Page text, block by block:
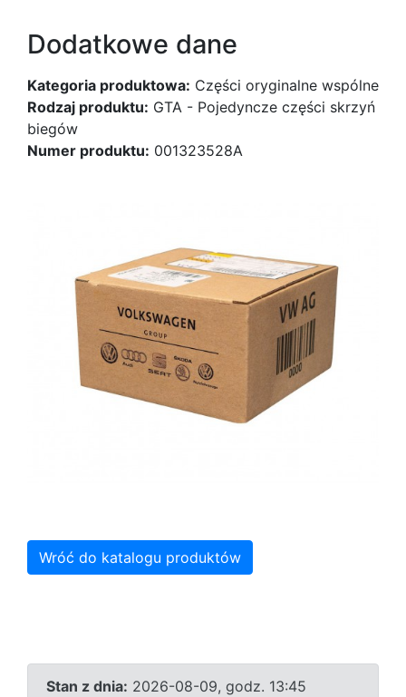
Dodatkowe dane
Kategoria produktowa: Części oryginalne wspólne
Rodzaj produktu: GTA - Pojedyncze części skrzyń
biegów
Numer produktu: 001323528A
Wróć do katalogu produktów
Stan z dnia: 2026-08-09, godz. 13:45